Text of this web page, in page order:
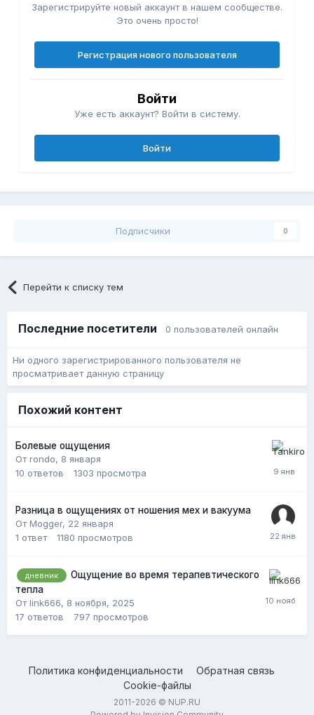
Зарегистрируйте новый аккаунт в нашем сообществе.
Это очень просто!
Регистрация нового пользователя
Войти
Уже есть аккаунт? Войти в систему.
Войти
Подписчики 0
Перейти к списку тем
Последние посетители 0 пользователей онлайн
Ни одного зарегистрированного пользователя не
просматривает данную страницу
Похожий контент
Болевые ощущения
От rondo, 8 января
10 ответов 1303 просмотра
Разница в ощущениях от ношения мех и вакуума
От Mogger, 22 января
1 ответ 1180 просмотров
дневник
Ощущение во время терапевтического
тепла
От link666, 8 ноября, 2025
17 ответов 797 просмотров
Политика конфиденциальности
Обратная связь
Cookie-файлы
2011-2026 © NUP.RU